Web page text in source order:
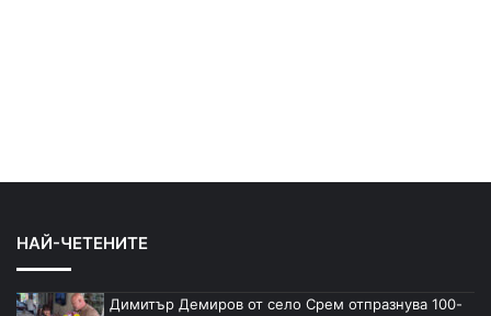
НАЙ-ЧЕТЕНИТЕ
Димитър Демиров от село Срем отпразнува 100-